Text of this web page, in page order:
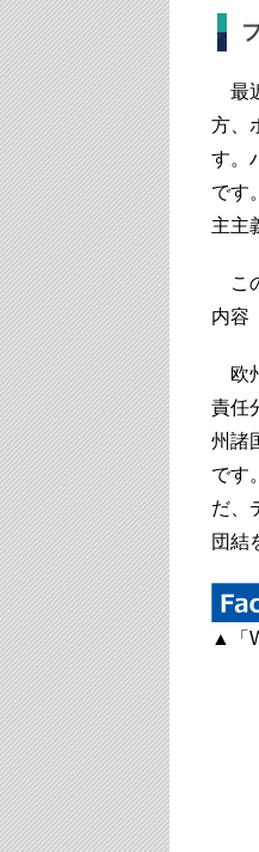
最
方、
す。
です
主主
こ
内容
欧
責任
州諸
です
だ、
団結
▲「